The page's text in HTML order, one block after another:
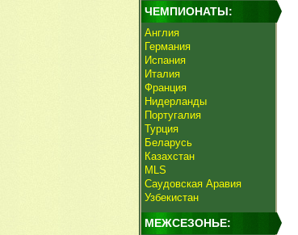
ЧЕМПИОНАТЫ:
Англия
Германия
Испания
Италия
Франция
Нидерланды
Португалия
Турция
Беларусь
Казахстан
MLS
Саудовская Аравия
Узбекистан
МЕЖСЕЗОНЬЕ: